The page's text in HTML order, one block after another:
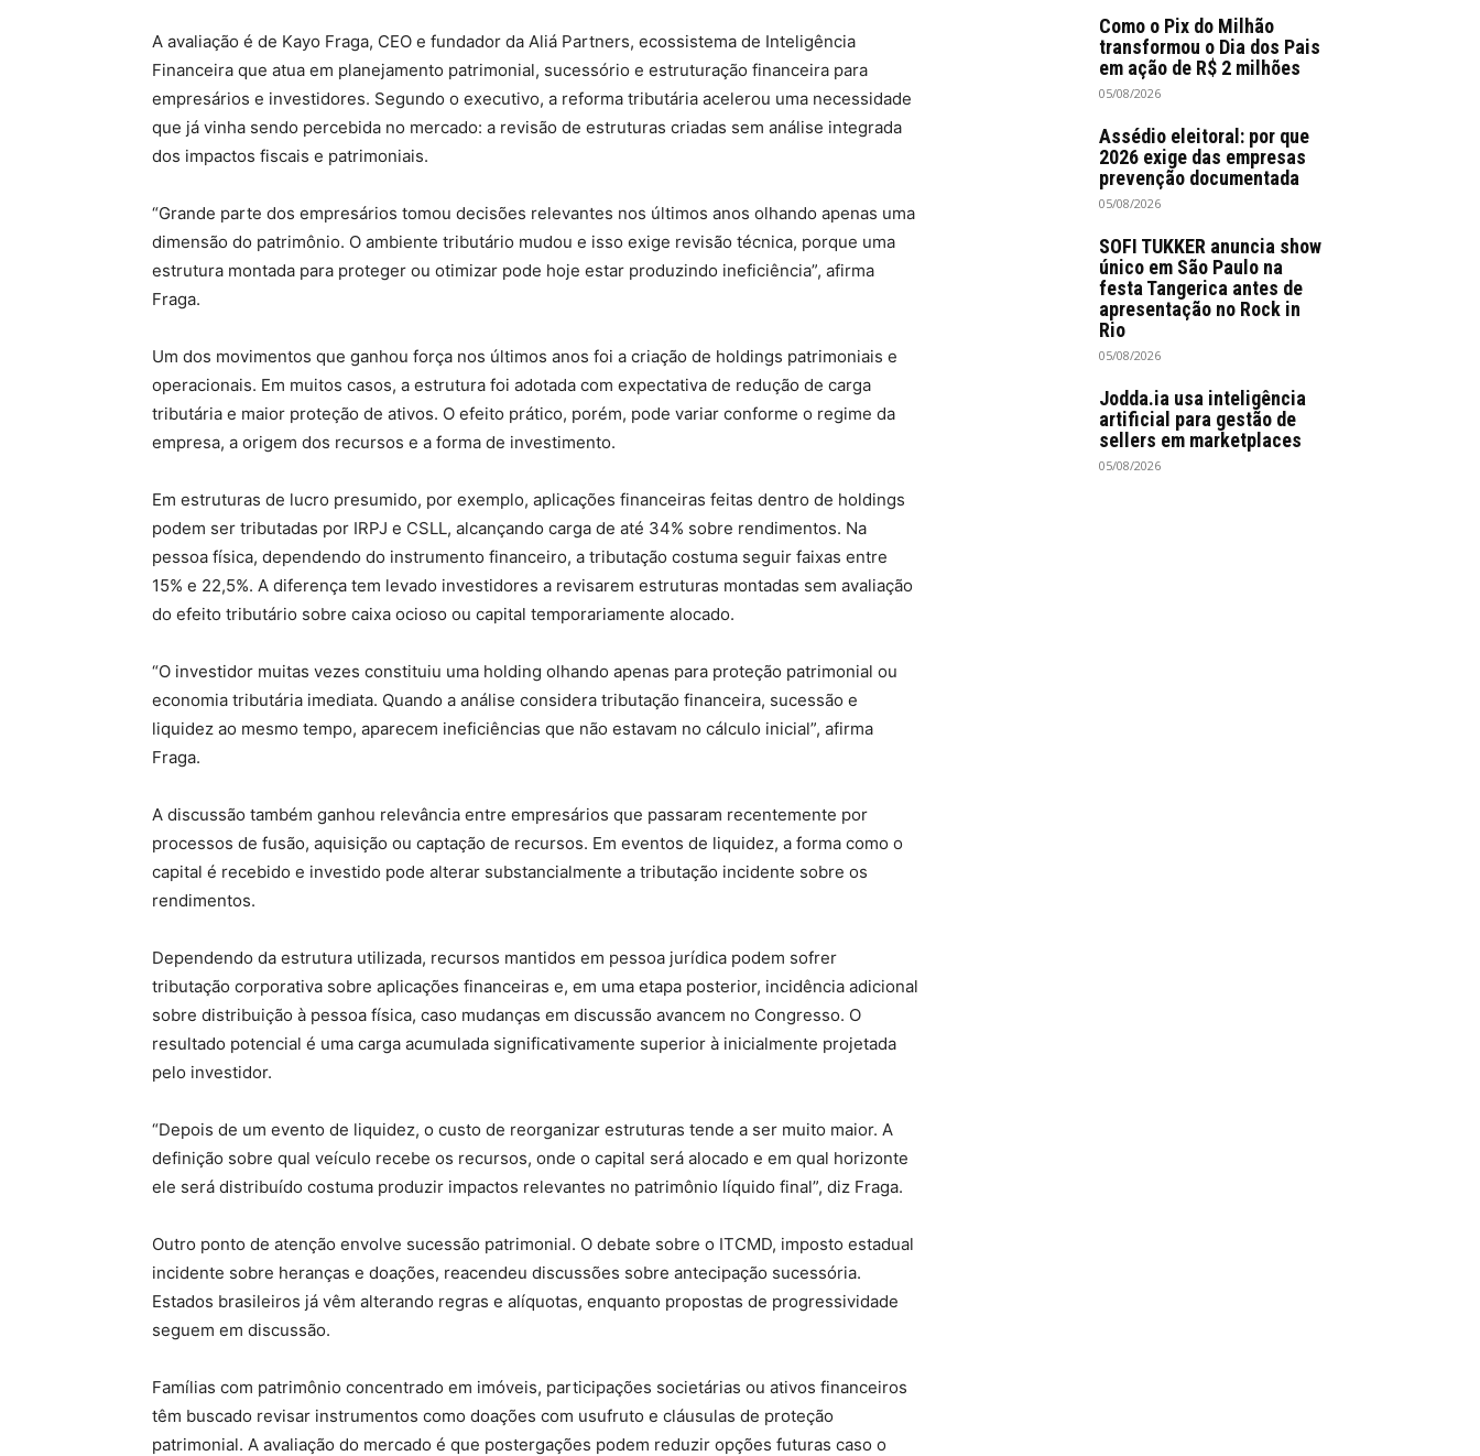
A avaliação é de Kayo Fraga, CEO e fundador da Aliá Partners, ecossistema de Inteligência
Financeira que atua em planejamento patrimonial, sucessório e estruturação financeira para
empresários e investidores. Segundo o executivo, a reforma tributária acelerou uma necessidade
que já vinha sendo percebida no mercado: a revisão de estruturas criadas sem análise integrada
dos impactos fiscais e patrimoniais.
“Grande parte dos empresários tomou decisões relevantes nos últimos anos olhando apenas uma
dimensão do patrimônio. O ambiente tributário mudou e isso exige revisão técnica, porque uma
estrutura montada para proteger ou otimizar pode hoje estar produzindo ineficiência”, afirma
Fraga.
Um dos movimentos que ganhou força nos últimos anos foi a criação de holdings patrimoniais e
operacionais. Em muitos casos, a estrutura foi adotada com expectativa de redução de carga
tributária e maior proteção de ativos. O efeito prático, porém, pode variar conforme o regime da
empresa, a origem dos recursos e a forma de investimento.
Em estruturas de lucro presumido, por exemplo, aplicações financeiras feitas dentro de holdings
podem ser tributadas por IRPJ e CSLL, alcançando carga de até 34% sobre rendimentos. Na
pessoa física, dependendo do instrumento financeiro, a tributação costuma seguir faixas entre
15% e 22,5%. A diferença tem levado investidores a revisarem estruturas montadas sem avaliação
do efeito tributário sobre caixa ocioso ou capital temporariamente alocado.
“O investidor muitas vezes constituiu uma holding olhando apenas para proteção patrimonial ou
economia tributária imediata. Quando a análise considera tributação financeira, sucessão e
liquidez ao mesmo tempo, aparecem ineficiências que não estavam no cálculo inicial”, afirma
Fraga.
A discussão também ganhou relevância entre empresários que passaram recentemente por
processos de fusão, aquisição ou captação de recursos. Em eventos de liquidez, a forma como o
capital é recebido e investido pode alterar substancialmente a tributação incidente sobre os
rendimentos.
Dependendo da estrutura utilizada, recursos mantidos em pessoa jurídica podem sofrer
tributação corporativa sobre aplicações financeiras e, em uma etapa posterior, incidência adicional
sobre distribuição à pessoa física, caso mudanças em discussão avancem no Congresso. O
resultado potencial é uma carga acumulada significativamente superior à inicialmente projetada
pelo investidor.
“Depois de um evento de liquidez, o custo de reorganizar estruturas tende a ser muito maior. A
definição sobre qual veículo recebe os recursos, onde o capital será alocado e em qual horizonte
ele será distribuído costuma produzir impactos relevantes no patrimônio líquido final”, diz Fraga.
Outro ponto de atenção envolve sucessão patrimonial. O debate sobre o ITCMD, imposto estadual
incidente sobre heranças e doações, reacendeu discussões sobre antecipação sucessória.
Estados brasileiros já vêm alterando regras e alíquotas, enquanto propostas de progressividade
seguem em discussão.
Famílias com patrimônio concentrado em imóveis, participações societárias ou ativos financeiros
têm buscado revisar instrumentos como doações com usufruto e cláusulas de proteção
patrimonial. A avaliação do mercado é que postergações podem reduzir opções futuras caso o
Como o Pix do Milhão
transformou o Dia dos Pais
em ação de R$ 2 milhões
05/08/2026
Assédio eleitoral: por que
2026 exige das empresas
prevenção documentada
05/08/2026
SOFI TUKKER anuncia show
único em São Paulo na
festa Tangerica antes de
apresentação no Rock in
Rio
05/08/2026
Jodda.ia usa inteligência
artificial para gestão de
sellers em marketplaces
05/08/2026